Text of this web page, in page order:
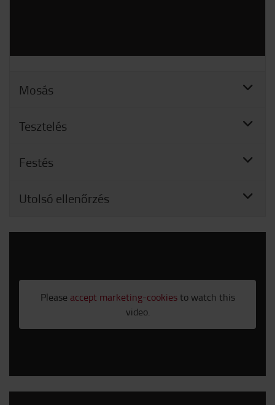
Mosás
Tesztelés
Festés
Utolsó ellenőrzés
Please accept marketing-cookiesto watch this
video.